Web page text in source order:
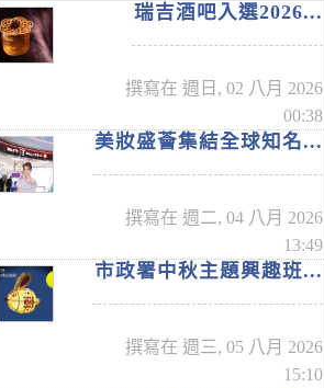
瑞吉酒吧入選2026...
撰寫在 週日, 02 八月 2026
00:38
美妝盛薈集結全球知名...
撰寫在 週二, 04 八月 2026
13:49
市政署中秋主題興趣班...
撰寫在 週三, 05 八月 2026
15:10